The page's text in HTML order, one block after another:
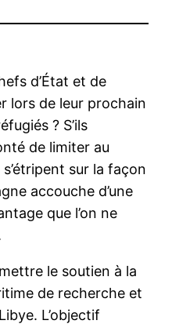
d’État et de
lors de leur prochain
? S’ils
de limiter au
sur la façon
accouche d’une
que l’on ne
le soutien à la
de recherche et
L’objectif